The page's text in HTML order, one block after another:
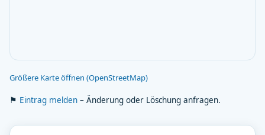
Größere Karte öffnen (OpenStreetMap)
⚑ Eintrag melden – Änderung oder Löschung anfragen.